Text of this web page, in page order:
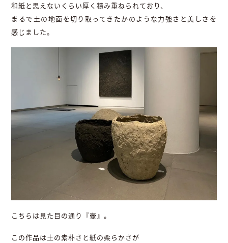
和紙と思えないくらい厚く積み重ねられており、
まるで土の地面を切り取ってきたかのような力強さと美しさを
感じました。
こちらは見た目の通り『壺』。
この作品は土の素朴さと紙の柔らかさが